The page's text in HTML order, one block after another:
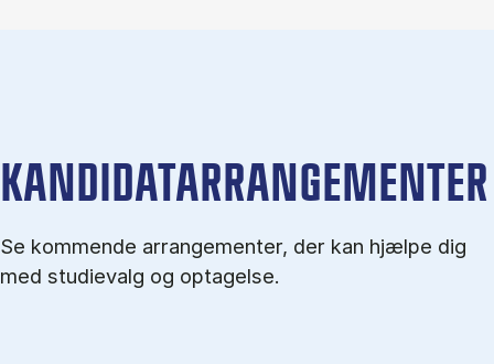
KANDIDATARRANGEMENTER
Se kommende arrangementer, der kan hjælpe dig
med studievalg og optagelse.